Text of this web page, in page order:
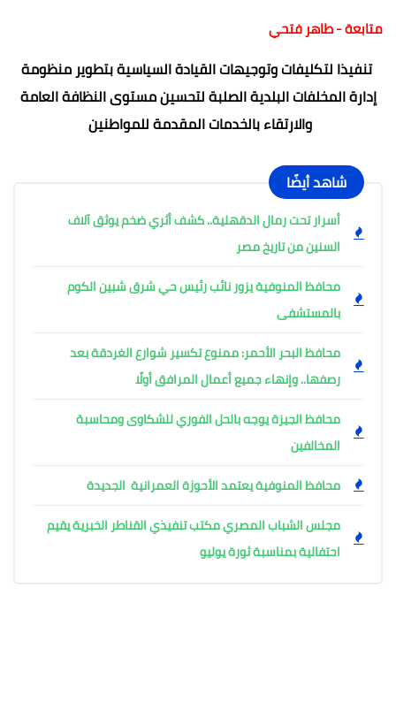
متابعة - طاهر فتحي
تنفيذا لتكليفات وتوجيهات القيادة السياسية بتطوير منظومة
إدارة المخلفات البلدية الصلبة لتحسين مستوى النظافة العامة
والارتقاء بالخدمات المقدمة للمواطنين
شاهد أيضًا
أسرار تحت رمال الدقهلية.. كشف أثري ضخم يوثق آلاف
السنين من تاريخ مصر
محافظ المنوفية يزور نائب رئيس حي شرق شبين الكوم
بالمستشفى
محافظ البحر الأحمر: ممنوع تكسير شوارع الغردقة بعد
رصفها.. وإنهاء جميع أعمال المرافق أولًا
محافظ الجيزة يوجه بالحل الفوري للشكاوى ومحاسبة
المخالفين
محافظ المنوفية يعتمد الأحوزة العمرانية الجديدة
مجلس الشباب المصري مكتب تنفيذي القناطر الخبرية يقيم
احتفالية بمناسبة ثورة يوليو